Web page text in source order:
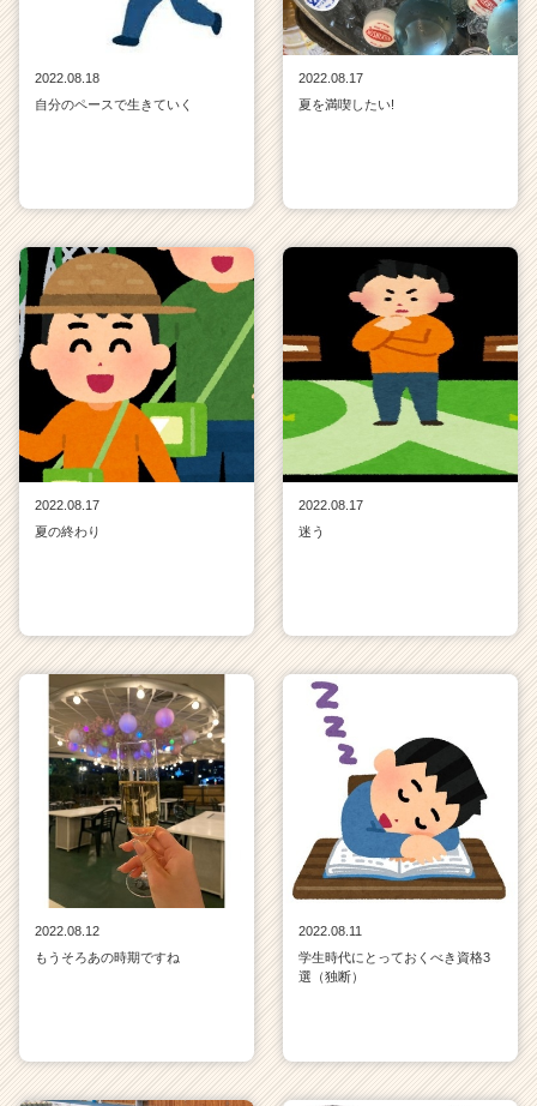
2022.08.18
自分のペースで生きていく
2022.08.17
夏を満喫したい!
2022.08.17
夏の終わり
2022.08.17
迷う
2022.08.12
もうそろあの時期ですね
2022.08.11
学生時代にとっておくべき資格3
選（独断）